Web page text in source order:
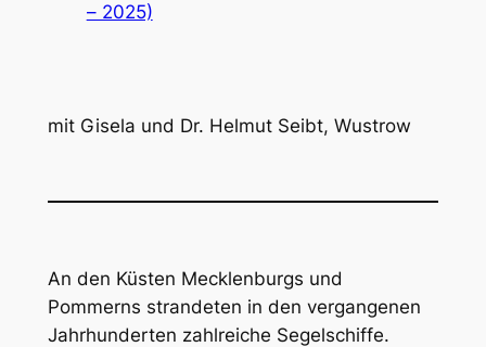
– 2025)
mit Gisela und Dr. Helmut Seibt, Wustrow
An den Küsten Mecklenburgs und
Pommerns strandeten in den vergangenen
Jahrhunderten zahlreiche Segelschiffe.